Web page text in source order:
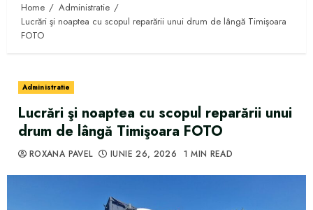
Home
Administratie
Lucrări şi noaptea cu scopul reparării unui drum de lângă Timişoara
FOTO
Administratie
Lucrări şi noaptea cu scopul reparării unui
drum de lângă Timişoara FOTO
ROXANA PAVEL IUNIE 26, 2026 1 MIN READ